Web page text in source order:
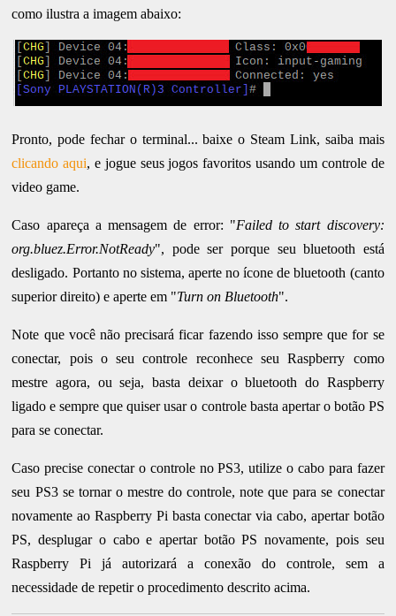
como ilustra a imagem abaixo:
Pronto, pode fechar o terminal... baixe o Steam Link, saiba mais
clicando aqui, e jogue seus jogos favoritos usando um controle de
video game.
Caso apareça a mensagem de error: "Failed to start discovery:
org.bluez.Error.NotReady", pode ser porque seu bluetooth está
desligado. Portanto no sistema, aperte no ícone de bluetooth (canto
superior direito) e aperte em "Turn on Bluetooth".
Note que você não precisará ficar fazendo isso sempre que for se
conectar, pois o seu controle reconhece seu Raspberry como
mestre agora, ou seja, basta deixar o bluetooth do Raspberry
ligado e sempre que quiser usar o controle basta apertar o botão PS
para se conectar.
Caso precise conectar o controle no PS3, utilize o cabo para fazer
seu PS3 se tornar o mestre do controle, note que para se conectar
novamente ao Raspberry Pi basta conectar via cabo, apertar botão
PS, desplugar o cabo e apertar botão PS novamente, pois seu
Raspberry Pi já autorizará a conexão do controle, sem a
necessidade de repetir o procedimento descrito acima.